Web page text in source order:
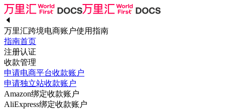
万里汇跨境电商账户使用指南
指南首页
注册认证
收款管理
申请电商平台收款账户
申请独立站收款账户
Amazon绑定收款账户
AliExpress绑定收款账户